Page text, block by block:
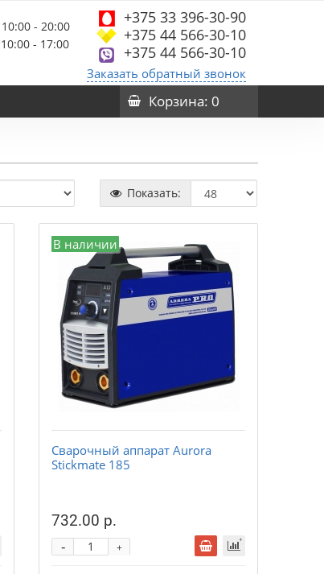
- 20:00
- 17:00
+375 33 396-30-90
+375 44 566-30-10
+375 44 566-30-10
Заказать обратный звонок
Корзина: 0
Показать:
В наличии
Сварочный аппарат Aurora
Stickmate 185
732.00 р.
+
-